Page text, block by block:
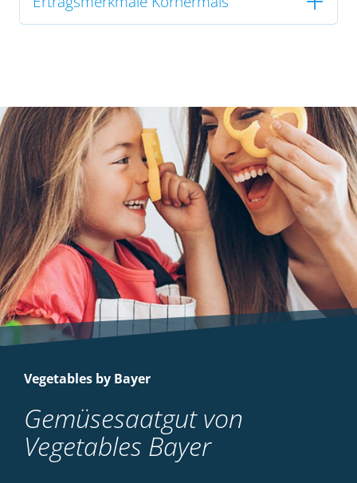
Vegetables by Bayer
Gemüsesaatgut von
Vegetables Bayer